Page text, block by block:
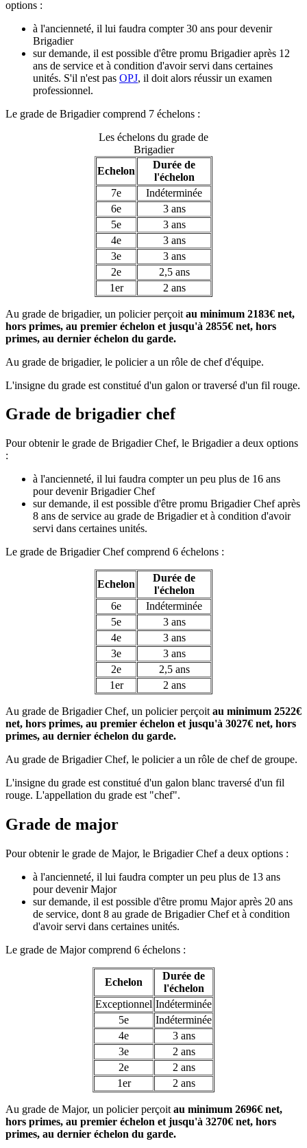
options :
à l'ancienneté, il lui faudra compter 30 ans pour devenir
Brigadier
sur demande, il est possible d'être promu Brigadier après 12
ans de service et à condition d'avoir servi dans certaines
unités. S'il n'est pas OPJ, il doit alors réussir un examen
professionnel.
Le grade de Brigadier comprend 7 échelons :
Les échelons du grade de
Brigadier
Echelon
Durée de
l'échelon
7e
Indéterminée
6e
3 ans
5e
3 ans
4e
3 ans
3e
3 ans
2e
2,5 ans
1er
2 ans
Au grade de brigadier, un policier perçoit au minimum 2183€ net,
hors primes, au premier échelon et jusqu'à 2855€ net, hors
primes, au dernier échelon du garde.
Au grade de brigadier, le policier a un rôle de chef d'équipe.
L'insigne du grade est constitué d'un galon or traversé d'un fil rouge.
Grade de brigadier chef
Pour obtenir le grade de Brigadier Chef, le Brigadier a deux options
:
à l'ancienneté, il lui faudra compter un peu plus de 16 ans
pour devenir Brigadier Chef
sur demande, il est possible d'être promu Brigadier Chef après
8 ans de service au grade de Brigadier et à condition d'avoir
servi dans certaines unités.
Le grade de Brigadier Chef comprend 6 échelons :
Echelon
Durée de
l'échelon
6e
Indéterminée
5e
3 ans
4e
3 ans
3e
3 ans
2e
2,5 ans
1er
2 ans
Au grade de Brigadier Chef, un policier perçoit au minimum 2522€
net, hors primes, au premier échelon et jusqu'à 3027€ net, hors
primes, au dernier échelon du garde.
Au grade de Brigadier Chef, le policier a un rôle de chef de groupe.
L'insigne du grade est constitué d'un galon blanc traversé d'un fil
rouge. L'appellation du grade est "chef".
Grade de major
Pour obtenir le grade de Major, le Brigadier Chef a deux options :
à l'ancienneté, il lui faudra compter un peu plus de 13 ans
pour devenir Major
sur demande, il est possible d'être promu Major après 20 ans
de service, dont 8 au grade de Brigadier Chef et à condition
d'avoir servi dans certaines unités.
Le grade de Major comprend 6 échelons :
Echelon
Durée de
l'échelon
Exceptionnel Indéterminée
5e
Indéterminée
4e
3 ans
3e
2 ans
2e
2 ans
1er
2 ans
Au grade de Major, un policier perçoit au minimum 2696€ net,
hors primes, au premier échelon et jusqu'à 3270€ net, hors
primes, au dernier échelon du garde.